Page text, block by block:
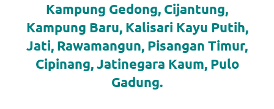
here
https://www.domainwatches.com
Kampung Gedong, Cijantung,
Kampung Baru, Kalisari Kayu Putih,
Jati, Rawamangun, Pisangan Timur,
Cipinang, Jatinegara Kaum, Pulo
Gadung.